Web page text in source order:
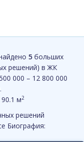
5 больших
решений) в ЖК
000 – 12 800 000
м2
решений
Биография: